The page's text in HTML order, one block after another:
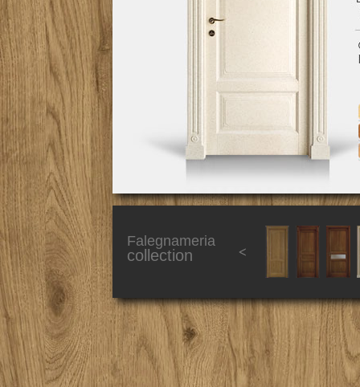
Falegnameria
collection